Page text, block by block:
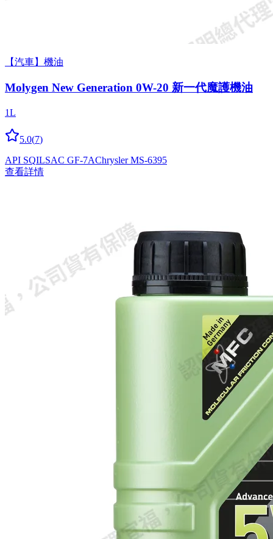
【汽車】機油
Molygen New Gener­a­tion 0W-20 新一代魔護機油
1L
5.0(7)
API SQILSAC GF-7AChrysler MS-6395
查看詳情